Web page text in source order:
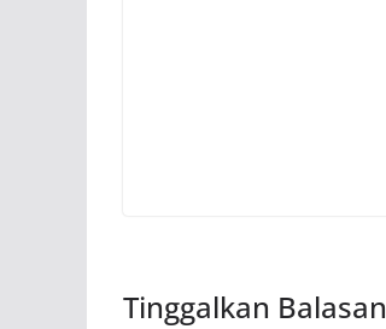
Tinggalkan Balasan